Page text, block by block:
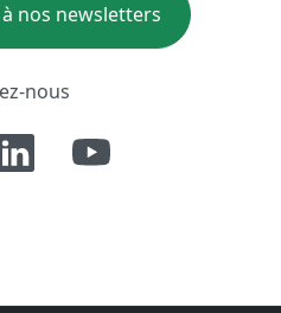
nos newsletters
nous